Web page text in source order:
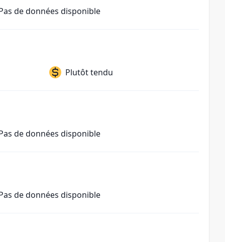
de données disponible
Plutôt tendu
de données disponible
de données disponible